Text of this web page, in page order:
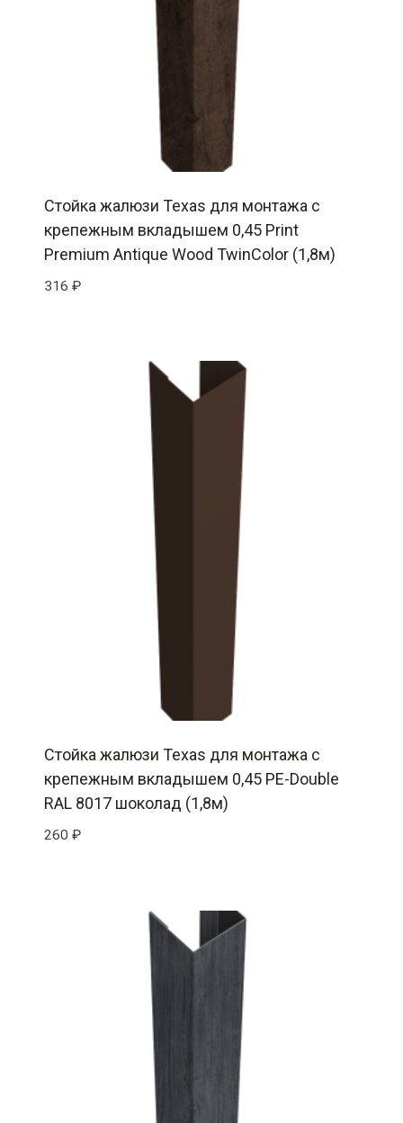
Стойка жалюзи Texas для монтажа с
крепежным вкладышем 0,45 Print
Premium Antique Wood TwinColor (1,8м)
316 ₽
Стойка жалюзи Texas для монтажа с
крепежным вкладышем 0,45 PE-Double
RAL 8017 шоколад (1,8м)
260 ₽